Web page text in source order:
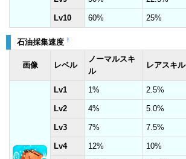
Lv10 60% 25%
石油採集速度 †
画像 レベル
ノーマルスキ
ル
レアスキル
Lv1 1% 2.5%
Lv2 4% 5.0%
Lv3 7% 7.5%
Lv4 12% 10%